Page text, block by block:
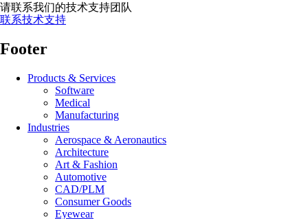
请联系我们的技术支持团队
联系技术支持
Footer
Products & Services
Software
Medical
Manufacturing
Industries
Aerospace & Aeronautics
Architecture
Art & Fashion
Automotive
CAD/PLM
Consumer Goods
Eyewear